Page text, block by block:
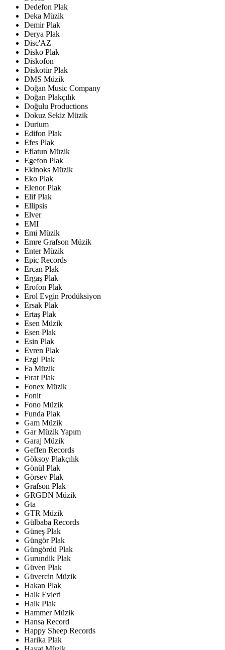
Dedefon Plak
Deka Müzik
Demir Plak
Derya Plak
Disc'AZ
Disko Plak
Diskofon
Diskotür Plak
DMS Müzik
Doğan Music Company
Doğan Plakçılık
Doğulu Productions
Dokuz Sekiz Müzik
Durium
Edifon Plak
Efes Plak
Eflatun Müzik
Egefon Plak
Ekinoks Müzik
Eko Plak
Elenor Plak
Elif Plak
Ellipsis
Elver
EMI
Emi Müzik
Emre Grafson Müzik
Enter Müzik
Epic Records
Ercan Plak
Ergaş Plak
Erofon Plak
Erol Evgin Prodüksiyon
Ersak Plak
Ertaş Plak
Esen Müzik
Esen Plak
Esin Plak
Evren Plak
Ezgi Plak
Fa Müzik
Fırat Plak
Fonex Müzik
Fonit
Fono Müzik
Funda Plak
Gam Müzik
Gar Müzik Yapım
Garaj Müzik
Geffen Records
Göksoy Plakçılık
Gönül Plak
Görsev Plak
Grafson Plak
GRGDN Müzik
Gta
GTR Müzik
Gülbaba Records
Güneş Plak
Güngör Plak
Güngördü Plak
Gurundik Plak
Güven Plak
Güvercin Müzik
Hakan Plak
Halk Evleri
Halk Plak
Hammer Müzik
Hansa Record
Happy Sheep Records
Harika Plak